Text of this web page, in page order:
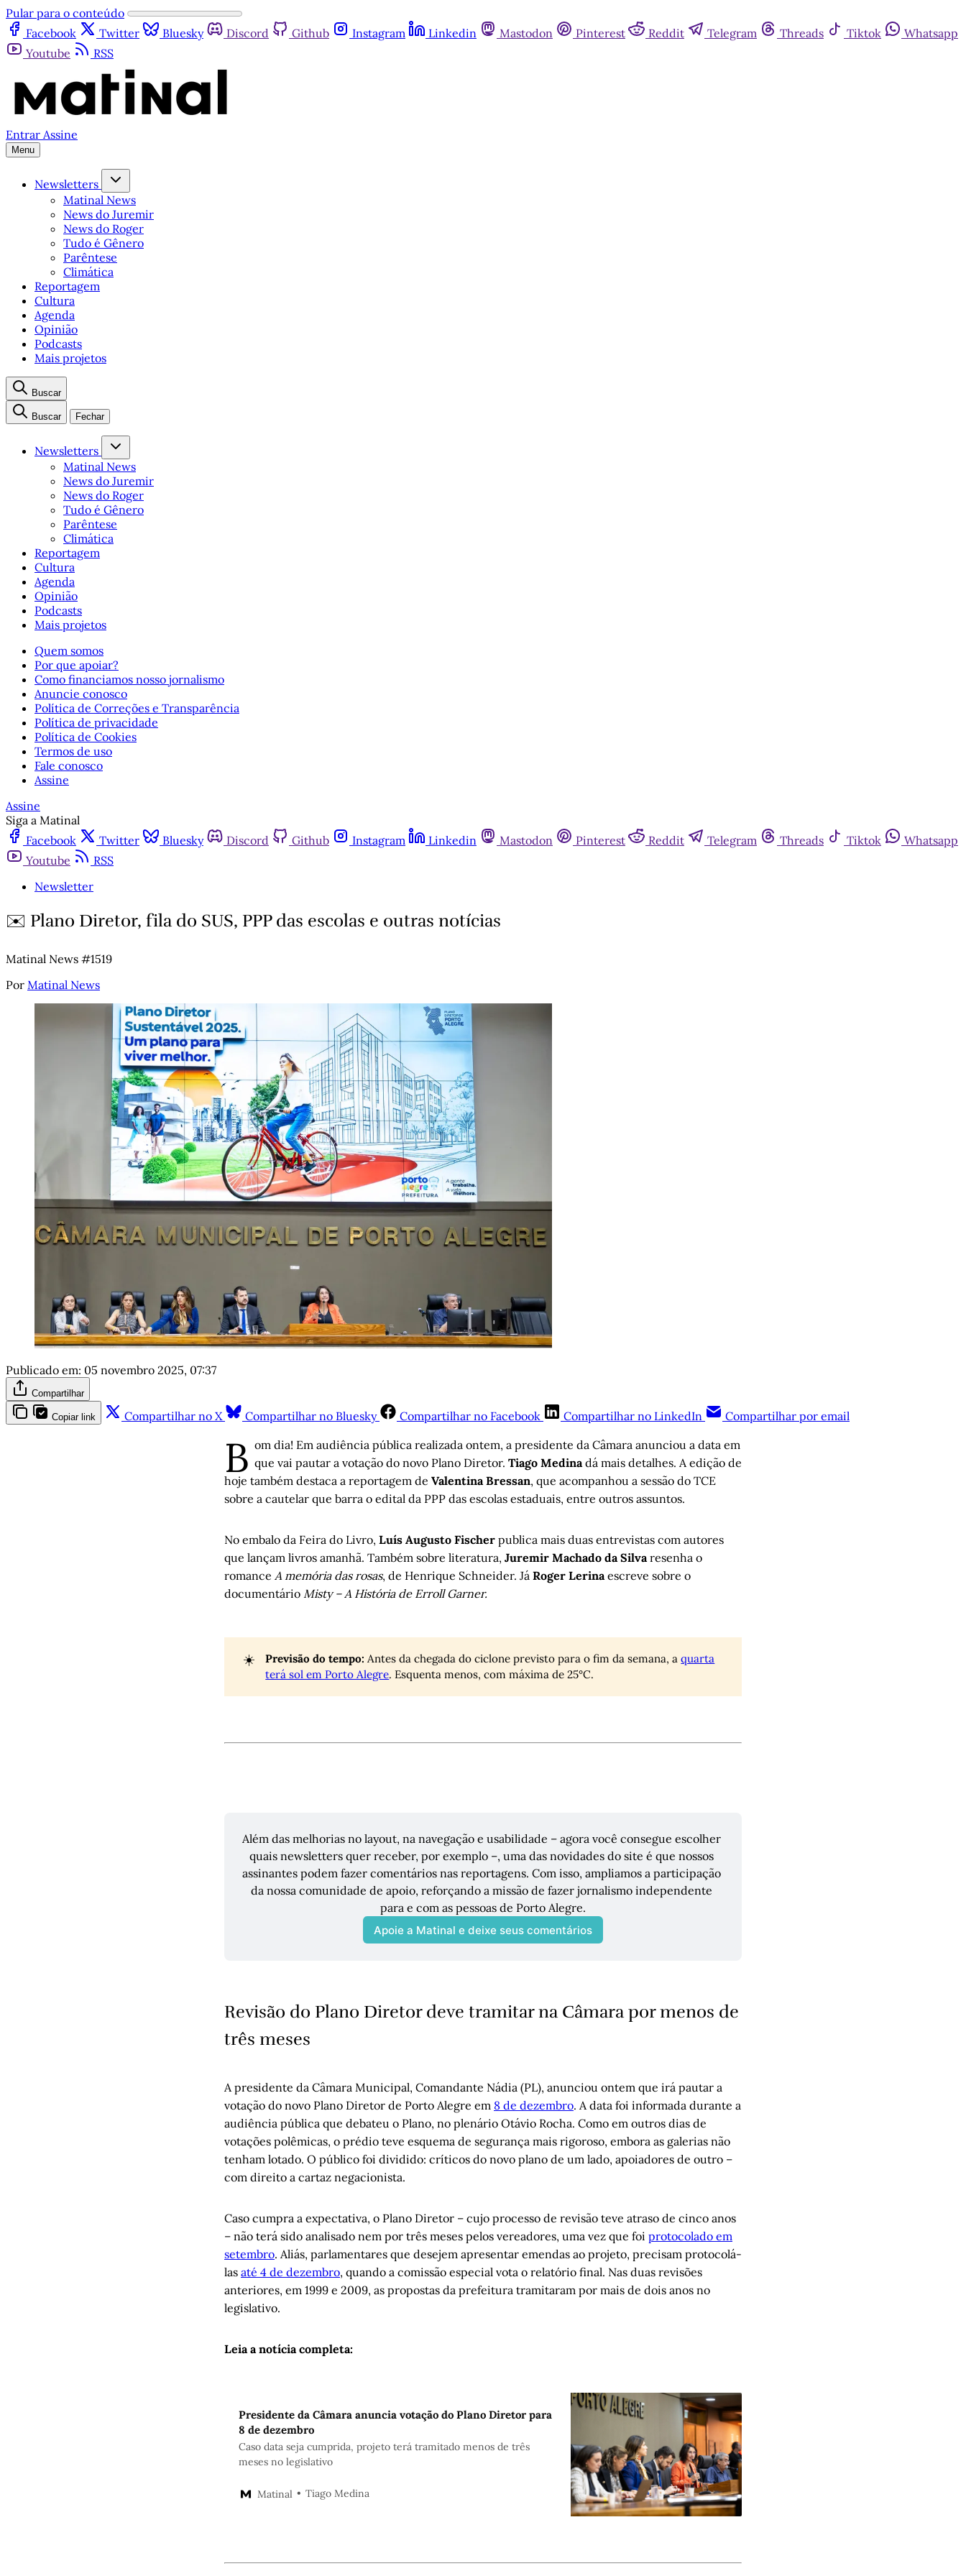
Pular para o conteúdo
Facebook
Twitter Bluesky Discord Github Instagram Linkedin Mastodon Pinterest Reddit Telegram Threads Tiktok
Whatsapp
Youtube
RSS
Entrar Assine
Menu
Newsletters
Matinal News
News do Juremir
News do Roger
Tudo é Gênero
Parêntese
Climática
Reportagem
Cultura
Agenda
Opinião
Podcasts
Mais projetos
Buscar
Buscar Fechar
Newsletters
Matinal News
News do Juremir
News do Roger
Tudo é Gênero
Parêntese
Climática
Reportagem
Cultura
Agenda
Opinião
Podcasts
Mais projetos
Quem somos
Por que apoiar?
Como financiamos nosso jornalismo
Anuncie conosco
Política de Correções e Transparência
Política de privacidade
Política de Cookies
Termos de uso
Fale conosco
Assine
Assine
Siga a Matinal
Facebook
Twitter Bluesky Discord Github Instagram Linkedin Mastodon Pinterest Reddit Telegram Threads Tiktok
Whatsapp
Youtube
RSS
Newsletter
✉️ Plano Diretor, fila do SUS, PPP das escolas e outras notícias
Matinal News #1519
Por Matinal News
Publicado em: 05 novembro 2025, 07:37
Compartilhar
Copiar link Compartilhar no X Compartilhar no Bluesky Compartilhar no Facebook Compartilhar no LinkedIn Compartilhar por email
B om dia! Em audiência pública realizada ontem, a presidente da Câmara anunciou a data em
que vai pautar a votação do novo Plano Diretor. Tiago Medina dá mais detalhes. A edição de
hoje também destaca a reportagem de Valentina Bressan, que acompanhou a sessão do TCE
sobre a cautelar que barra o edital da PPP das escolas estaduais, entre outros assuntos.
No embalo da Feira do Livro, Luís Augusto Fischer publica mais duas entrevistas com autores
que lançam livros amanhã. Também sobre literatura, Juremir Machado da Silva resenha o
romance A memória das rosas, de Henrique Schneider. Já Roger Lerina escreve sobre o
documentário Misty – A História de Erroll Garner.
☀️ Previsão do tempo: Antes da chegada do ciclone previsto para o fim da semana, aquarta
terá sol em Porto Alegre. Esquenta menos, com máxima de 25°C.
Além das melhorias no layout, na navegação e usabilidade – agora você consegue escolher
quais newsletters quer receber, por exemplo –, uma das novidades do site é que nossos
assinantes podem fazer comentários nas reportagens. Com isso, ampliamos a participação
da nossa comunidade de apoio, reforçando a missão de fazer jornalismo independente
para e com as pessoas de Porto Alegre.
Apoie a Matinal e deixe seus comentários
Revisão do Plano Diretor deve tramitar na Câmara por menos de
três meses
A presidente da Câmara Municipal, Comandante Nádia (PL), anunciou ontem que irá pautar a
votação do novo Plano Diretor de Porto Alegre em 8 de dezembro. A data foi informada durante a
audiência pública que debateu o Plano, no plenário Otávio Rocha. Como em outros dias de
votações polêmicas, o prédio teve esquema de segurança mais rigoroso, embora as galerias não
tenham lotado. O público foi dividido: críticos do novo plano de um lado, apoiadores de outro –
com direito a cartaz negacionista.
Caso cumpra a expectativa, o Plano Diretor – cujo processo de revisão teve atraso de cinco anos
– não terá sido analisado nem por três meses pelos vereadores, uma vez que foi protocolado em
setembro. Aliás, parlamentares que desejem apresentar emendas ao projeto, precisam protocolá-
las até 4 de dezembro, quando a comissão especial vota o relatório final. Nas duas revisões
anteriores, em 1999 e 2009, as propostas da prefeitura tramitaram por mais de dois anos no
legislativo.
Leia a notícia completa:
Presidente da Câmara anuncia votação do Plano Diretor para
8 de dezembro
Caso data seja cumprida, projeto terá tramitado menos de três
meses no legislativo
Matinal Tiago Medina